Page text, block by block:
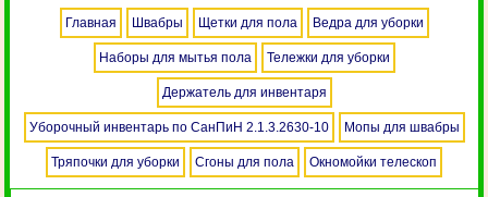
Главная Швабры Щетки для пола Ведра для уборки
Наборы для мытья пола Тележки для уборки
Держатель для инвентаря
Уборочный инвентарь по СанПиН 2.1.3.2630-10 Мопы для швабры
Тряпочки для уборки Сгоны для пола Окномойки телескоп